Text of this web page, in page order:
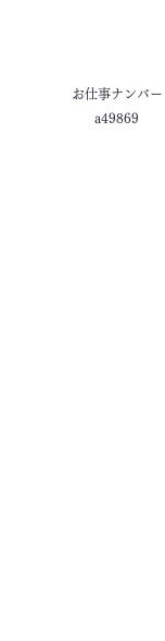
お仕事ナンバー
a49869